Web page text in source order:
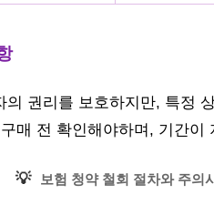
의 권리를 보호하지만, 특정
매 전 확인해야하며, 기간
💡 보험 청약 철회 절차와 주의